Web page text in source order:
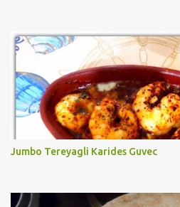
Jumbo Tereyagli Karides Guvec